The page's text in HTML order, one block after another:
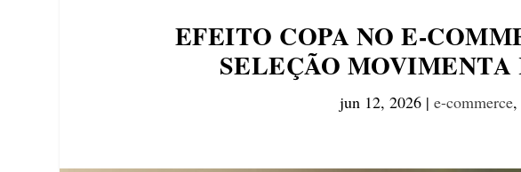
EFEITO COPA NO E-
SELEÇÃO MOVIMENTA
jun 12, 2026 |e-commerce